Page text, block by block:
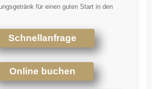
für einen guten Start in den
Schnellanfrage
Online buchen